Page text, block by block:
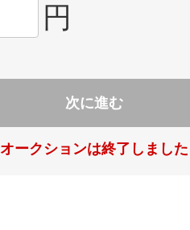
円
次に進む
オークションは終了しました